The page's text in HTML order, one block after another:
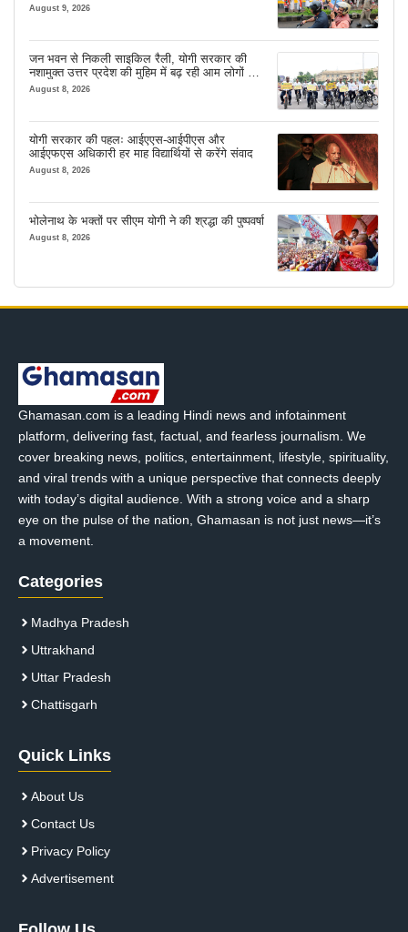
August 9, 2026
जन भवन से निकली साइकिल रैली, योगी सरकार की
नशामुक्त उत्तर प्रदेश की मुहिम में बढ़ रही आम लोगों की
भागीदारी
August 8, 2026
योगी सरकार की पहलः आईएएस-आईपीएस और
आईएफएस अधिकारी हर माह विद्यार्थियों से करेंगे संवाद
August 8, 2026
भोलेनाथ के भक्तों पर सीएम योगी ने की श्रद्धा की पुष्पवर्षा
August 8, 2026
Ghamasan.com is a leading Hindi news and infotainment
platform, delivering fast, factual, and fearless journalism. We
cover breaking news, politics, entertainment, lifestyle, spirituality,
and viral trends with a unique perspective that connects deeply
with today’s digital audience. With a strong voice and a sharp
eye on the pulse of the nation, Ghamasan is not just news—it’s
a movement.
Categories
Madhya Pradesh
Uttrakhand
Uttar Pradesh
Chattisgarh
Quick Links
About Us
Contact Us
Privacy Policy
Advertisement